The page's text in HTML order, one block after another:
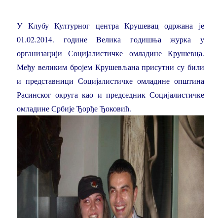
У Клубу Културног центра Крушевац одржана је
01.02.2014. године Велика годишња журка у
организацији Социјалистичке омладине Крушевца.
Међу великим бројем Крушевљана присутни су били
и представници Социјалистичке омладине општина
Расинског округа као и председник Социјалистичке
омладине Србије Ђорђе Ђоковић.